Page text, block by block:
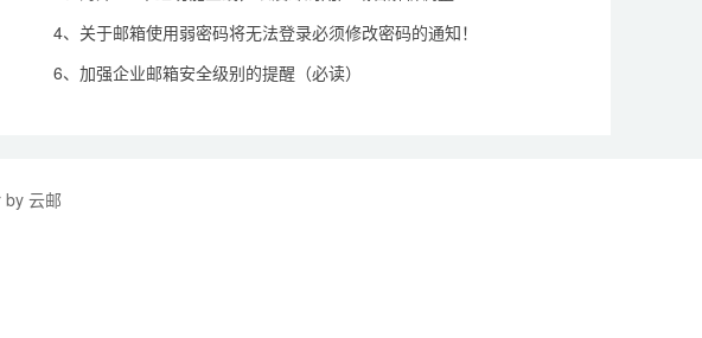
4、关于邮箱使用弱密码将无法登录必须修改密码的通知！
6、加强企业邮箱安全级别的提醒（必读）
by 云邮